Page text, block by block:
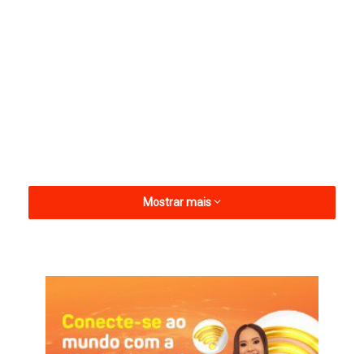
Em entrevista ao programa Hora H, apresentado pelos
jornalistas Heron Cid e Wallison Bezerra, na Rede Mais Rádio,
a socialista destacou pontos que acredita que farão diferença
Mostrar mais